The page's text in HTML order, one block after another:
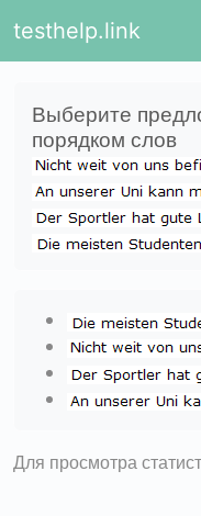
testhelp.link
Выберите
порядком слов
Для просмотра